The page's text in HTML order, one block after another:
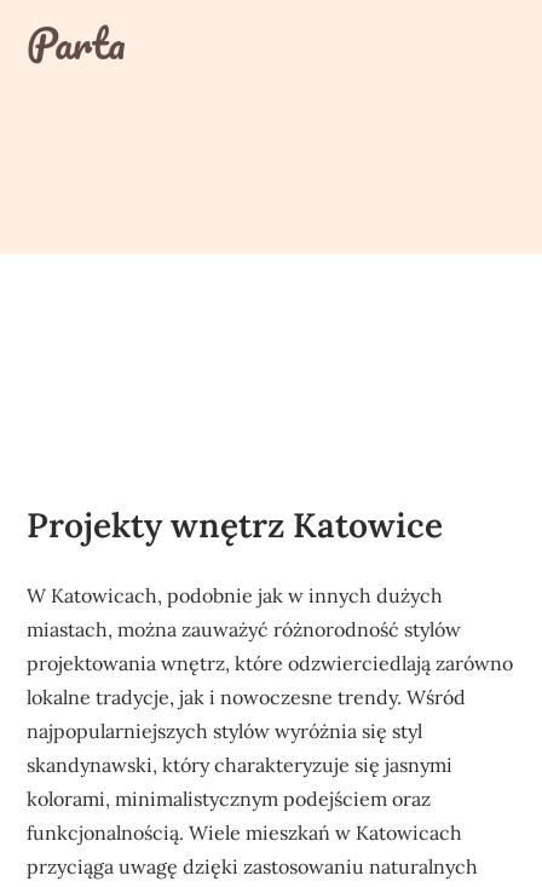
contentParta
Projekty wnętrz Katowice
W Katowicach, podobnie jak w innych dużych
miastach, można zauważyć różnorodność stylów
projektowania wnętrz, które odzwierciedlają zarówno
lokalne tradycje, jak i nowoczesne trendy. Wśród
najpopularniejszych stylów wyróżnia się styl
skandynawski, który charakteryzuje się jasnymi
kolorami, minimalistycznym podejściem oraz
funkcjonalnością. Wiele mieszkań w Katowicach
przyciąga uwagę dzięki zastosowaniu naturalnych